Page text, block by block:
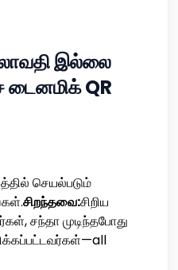
இல்லை
QR
செயல்படும்
சிறந்தவை:சிறிய
சந்தா முடிந்தபோது